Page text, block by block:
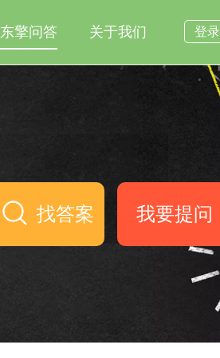
东擎问答 关于我们 登录
找答案 我要提问